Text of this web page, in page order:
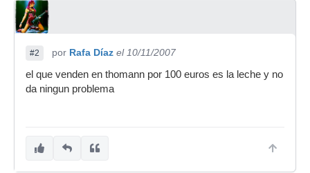
#2 por Rafa Díaz el 10/11/2007
el que venden en thomann por 100 euros es la leche y no
da ningun problema